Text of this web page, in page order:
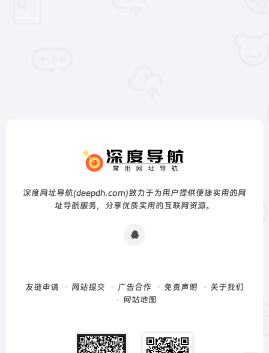
深度网址导航(deepdh.com)致力于为用户提供便捷实用的网
址导航服务，分享优质实用的互联网资源。
友链申请 网站提交 广告合作 免责声明
关于我们
网站地图